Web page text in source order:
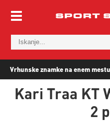
Vrhunske znamke na enem
Kari Traa KT
2